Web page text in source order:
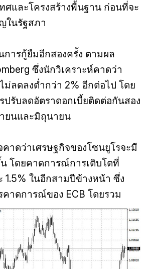
ศและโครงสร้างพื้นฐาน ก่อนที่จะ
ในรัฐสภา
การกู้ยืมอีกสองครั้ง ตามผล
ซึ่งนักวิเคราะห์คาดว่า
ม่ลดลงต่ำกว่า 2% อีกต่อไป โดย
รับลดอัตราดอกเบี้ยติดต่อกันสอง
ยนและมิถุนายน
าดว่าเศรษฐกิจของโซนยูโรจะมี
โดยคาดการณ์การเติบโตที่
1.5% ในอีกสามปีข้างหน้า ซึ่ง
าดการณ์ของ ECB โดยรวม